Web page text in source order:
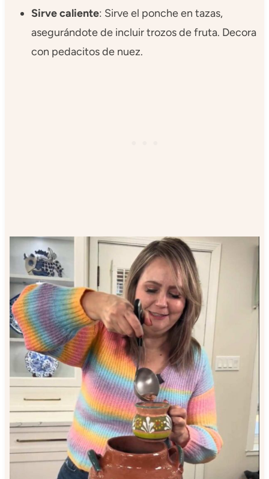
Sirve caliente: Sirve el ponche en tazas,
asegurándote de incluir trozos de fruta. Decora
con pedacitos de nuez.